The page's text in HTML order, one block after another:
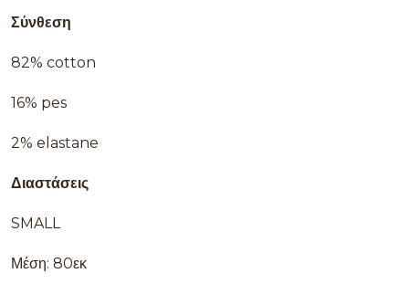
Σύνθεση
82% cotton
16% pes
2% elastane
Διαστάσεις
SMALL
Μέση: 80εκ